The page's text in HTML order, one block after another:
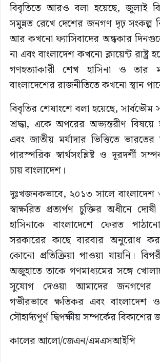
বিবৃতিতে আরও বলা হয়েছে, জুলাই
সমুন্নত রেখে দেশের জনগণ দৃঢ় সংকল্প
আর কখনো ফ্যাসিবাদের অন্ধকার
না এবং বাংলাদেশ কখনো ক্লায়েন্ট রাষ্ট্র
গণহত্যাকারী শেখ হাসিনা ও তার
বাংলাদেশের রাজনীতিতে কখনো স্থান
বিবৃতির শেষাংশে বলা হয়েছে, সার্বভৌম
শ্রদ্ধা, একে অপরের অভ্যন্তরীণ বিষয়ে
এবং জাতীয় মর্যাদার ভিত্তিতে
পারস্পরিক স্বার্থসংশ্লিষ্ট ও দূরদর্শী
চায় বাংলাদেশ।
দুঃখজনকভাবে, ২০১৩ সালে বাংলাদেশ
স্বাক্ষরিত প্রত্যর্পণ চুক্তির অধীনে
হাসিনাকে বাংলাদেশে ফেরত
সরকারের কাছে বারবার অনুরোধ
কোনো প্রতিক্রিয়া পাওয়া যায়নি।
অজুহাতে তাকে গণমাধ্যমের সঙ্গে
সুযোগ দেওয়া আমাদের জনগণের
গভীরভাবে ক্ষতিকর এবং বাংলাদেশ
সৌহার্দ্যপূর্ণ দ্বিপক্ষীয় সম্পর্কের
কালের আলো/জেএন/এমএসআইপি